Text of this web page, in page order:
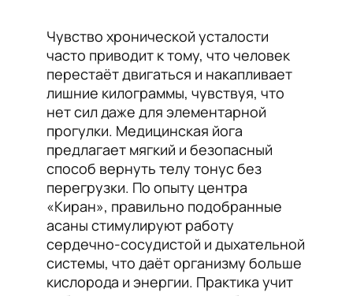
Чувство хронической усталости
часто приводит к тому, что человек
перестаёт двигаться и накапливает
лишние килограммы, чувствуя, что
нет сил даже для элементарной
прогулки. Медицинская йога
предлагает мягкий и безопасный
способ вернуть телу тонус без
перегрузки. По опыту центра
«Киран», правильно подобранные
асаны стимулируют работу
сердечно-сосудистой и дыхательной
системы, что даёт организму больше
кислорода и энергии. Практика учит